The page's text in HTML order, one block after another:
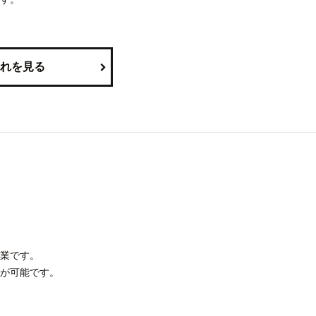
を見る
です。
可能です。